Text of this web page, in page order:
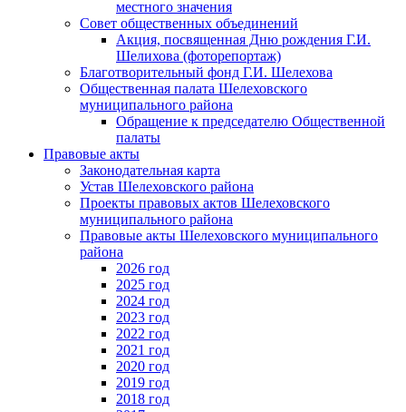
местного значения
Совет общественных объединений
Акция, посвященная Дню рождения Г.И.
Шелихова (фоторепортаж)
Благотворительный фонд Г.И. Шелехова
Общественная палата Шелеховского
муниципального района
Обращение к председателю Общественной
палаты
Правовые акты
Законодательная карта
Устав Шелеховского района
Проекты правовых актов Шелеховского
муниципального района
Правовые акты Шелеховского муниципального
района
2026 год
2025 год
2024 год
2023 год
2022 год
2021 год
2020 год
2019 год
2018 год